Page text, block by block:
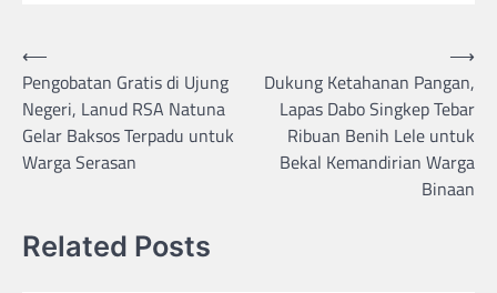
Post
navigation
⟵
Pengobatan Gratis di Ujung
Negeri, Lanud RSA Natuna
Gelar Baksos Terpadu untuk
Warga Serasan
Dukung Ketahanan Pangan,
Lapas Dabo Singkep Tebar
Ribuan Benih Lele untuk
Bekal Kemandirian Warga
Binaan
⟶
Related Posts